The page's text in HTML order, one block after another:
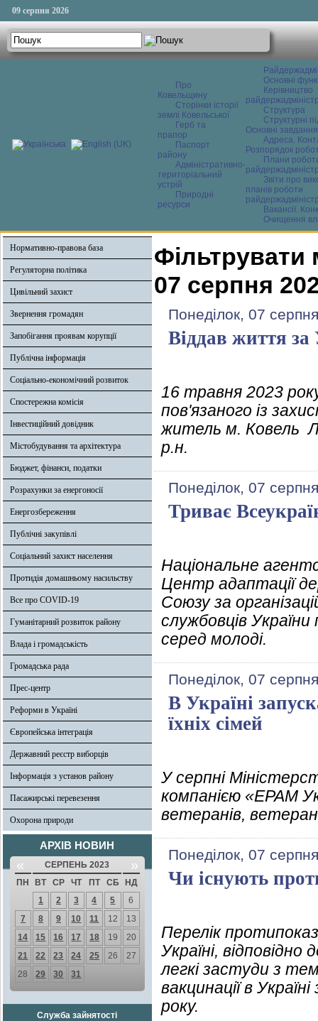
09 серпня 2026
Про
Ковельщину
Сторінки історії
землі Ковельської
Герб та
прапор
Паспорт
району
Адміністративно-
територіальний
устрій
Природні
ресурси
Основні
Керівництво
Структура
Структурні
Основні завдання
Адреса.
Розпорядок
Плани
Звіти про
планів роботи
Вакансії.
Очищення
Нормативно-правова база
Регуляторна політика
Цивільний захист
Звернення громадян
Запобігання проявам корупції
Публічна інформація
Соціально-економічний розвиток
Спостережна комісія
Інвестиційний довідник
Містобудування та архітектура
Бюджет, фінанси, податки
Розрахунки за енергоносії
Енергозбереження
Публічні закупівлі
Соціальний захист населення
Протидія домашньому насильству
Все про COVID-19
Гуманітарний розвиток району
Влада і громадськість
Громадська рада
Прес-центр
Реформи в Україні
Європейська інтеграція
Державний реєстр виборців
Інформація з установ району
Пасажирські перевезення
Охорона природи
АРХІВ НОВИН
« СЕРПЕНЬ 2023 »
ПН ВТ СР ЧТ ПТ СБ
НД
1
2 3 4 5
6
7
8 9 10 11 12
13
14
15 16 17 18 19
20
21
22 23 24 25 26
27
28
29 30 31
Служба зайнятості
Фільтрувати
07 серпня
Понеділок, 07
Віддав життя
16 травня 2023
пов'язаного із
житель м. Ковель
р.н.
Понеділок, 07
Триває
Національне
Центр адаптації
Союзу за
службовців
серед молоді.
Понеділок, 07
В Україні
їхніх сімей
У серпні
компанією «EPAM
ветеранів,
Понеділок, 07
Чи існують
Перелік
Україні,
легкі застуди з
вакцинації в
року.